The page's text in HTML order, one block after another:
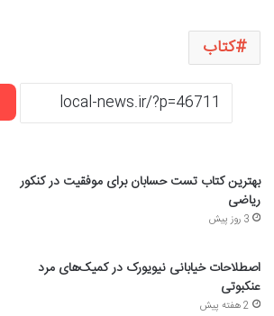
کتاب
بهترین کتاب تست حسابان برای موفقیت در کنکور
ریاضی
3 روز پیش
اصطلاحات خیابانی نیویورک در کمیک‌های مرد
عنکبوتی
2 هفته پیش